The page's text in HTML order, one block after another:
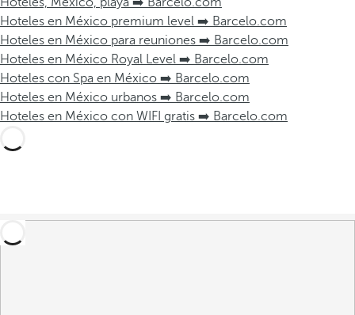
Hoteles en México premium level ➡️ Barcelo.com
Hoteles en México para reuniones ➡️ Barcelo.com
Hoteles en México Royal Level ➡️ Barcelo.com
Hoteles con Spa en México ➡️ Barcelo.com
Hoteles en México urbanos ➡️ Barcelo.com
Hoteles en México con WIFI gratis ➡️ Barcelo.com